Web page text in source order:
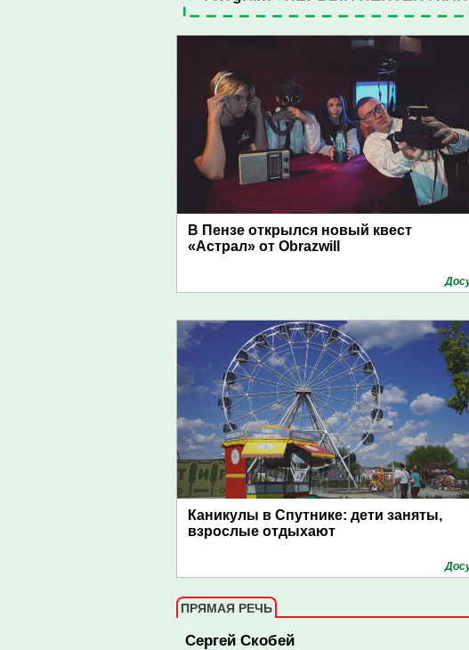
В Пензе открылся новый квест
«Астрал» от Obrazwill
Каникулы в Спутнике: дети заняты,
взрослые отдыхают
ПРЯМАЯ РЕЧЬ
Сергей Скобей